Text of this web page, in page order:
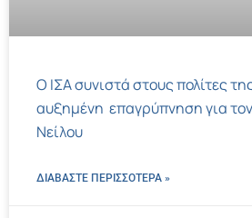
Ο ΙΣΑ συνιστά στους πολίτες
αυξημένη επαγρύπνηση για τον
Νείλου
ΔΙΑΒΑΣΤΕ ΠΕΡΙΣΣΌΤΕΡΑ »